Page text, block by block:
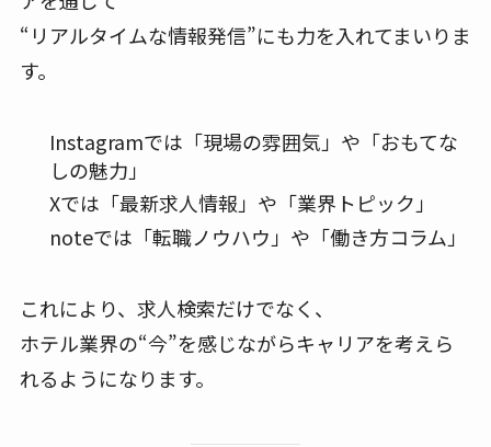
“リアルタイムな情報発信”にも力を入れてまいりま
す。
Instagramでは「現場の雰囲気」や「おもてな
しの魅力」
Xでは「最新求人情報」や「業界トピック」
noteでは「転職ノウハウ」や「働き方コラム」
これにより、求人検索だけでなく、
ホテル業界の“今”を感じながらキャリアを考えら
れるようになります。